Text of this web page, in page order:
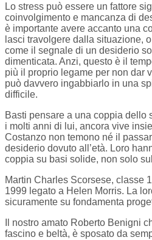
Lo stress può essere un fattore
coinvolgimento e mancanza di
è importante avere accanto una
lasci travolgere dalla situazione,
come il segnale di un desiderio
dimenticata. Anzi, questo è il
più il proprio legame per non dar
può davvero ingabbiarlo in una
difficile.
Basti pensare a una coppia dello
i molti anni di lui, ancora vive
Costanzo non temono né il
desiderio dovuto all’età. Loro
coppia su basi solide, non solo
Martin Charles Scorsese, classe
1999 legato a Helen Morris. La
sicuramente su fondamenta
Il nostro amato Roberto Benigni
fascino e beltà, è sposato da